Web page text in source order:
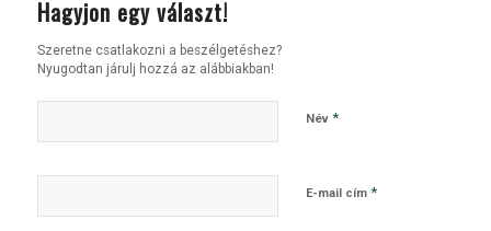
Hagyjon egy választ!
Szeretne csatlakozni a beszélgetéshez?
Nyugodtan járulj hozzá az alábbiakban!
Név *
E-mail cím *